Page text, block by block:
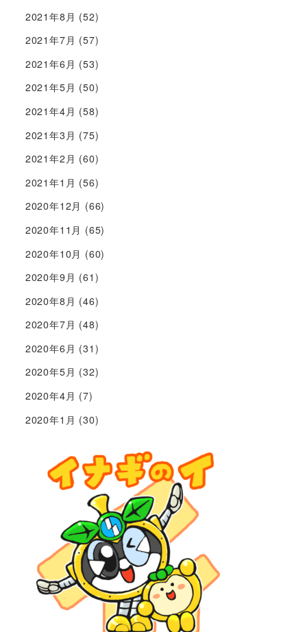
2021年8月 (52)
2021年7月 (57)
2021年6月 (53)
2021年5月 (50)
2021年4月 (58)
2021年3月 (75)
2021年2月 (60)
2021年1月 (56)
2020年12月 (66)
2020年11月 (65)
2020年10月 (60)
2020年9月 (61)
2020年8月 (46)
2020年7月 (48)
2020年6月 (31)
2020年5月 (32)
2020年4月 (7)
2020年1月 (30)